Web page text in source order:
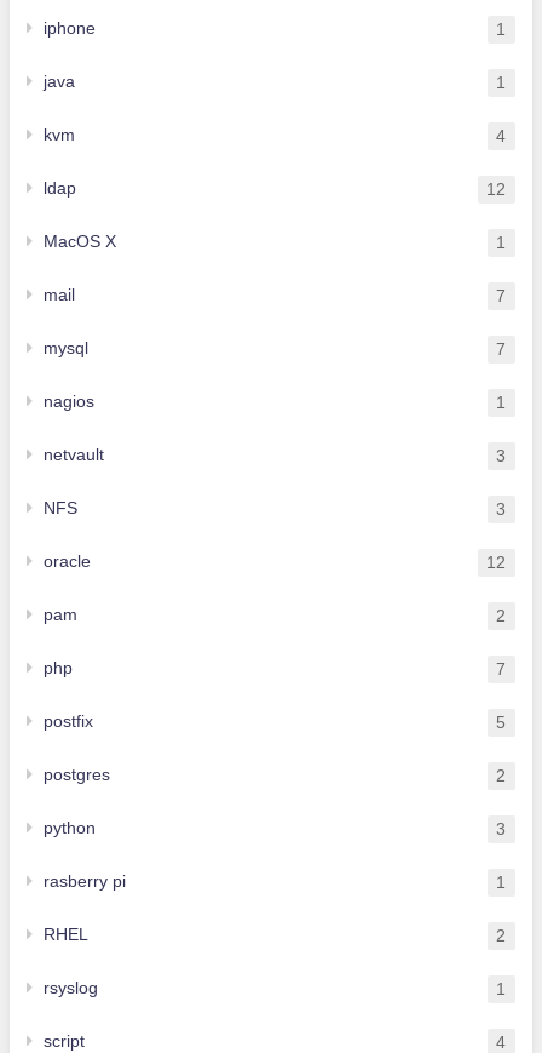
iphone 1
java 1
kvm 4
ldap 12
MacOS X 1
mail 7
mysql 7
nagios 1
netvault 3
NFS 3
oracle 12
pam 2
php 7
postfix 5
postgres 2
python 3
rasberry pi 1
RHEL 2
rsyslog 1
script 4